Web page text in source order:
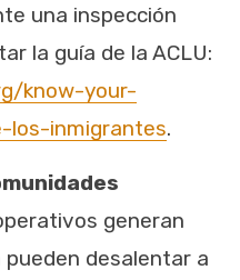
una inspección
la guía de la ACLU:
know-your-
los-inmigrantes.
generan
desalentar a